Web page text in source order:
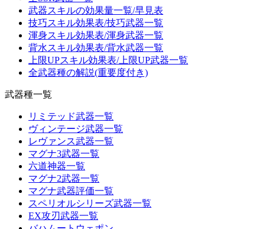
武器スキルの効果量一覧/早見表
技巧スキル効果表/技巧武器一覧
渾身スキル効果表/渾身武器一覧
背水スキル効果表/背水武器一覧
上限UPスキル効果表/上限UP武器一覧
全武器種の解説(重要度付き)
武器種一覧
リミテッド武器一覧
ヴィンテージ武器一覧
レヴァンス武器一覧
マグナ3武器一覧
六道神器一覧
マグナ2武器一覧
マグナ武器評価一覧
スペリオルシリーズ武器一覧
EX攻刃武器一覧